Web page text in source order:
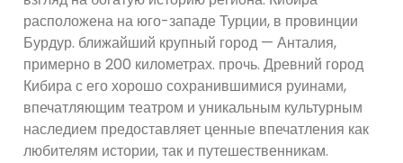
расположена на юго-западе Турции, в провинции
Бурдур. ближайший крупный город — Анталия,
примерно в 200 километрах. прочь. Древний город
Кибира с его хорошо сохранившимися руинами,
впечатляющим театром и уникальным культурным
наследием предоставляет ценные впечатления как
любителям истории, так и путешественникам.